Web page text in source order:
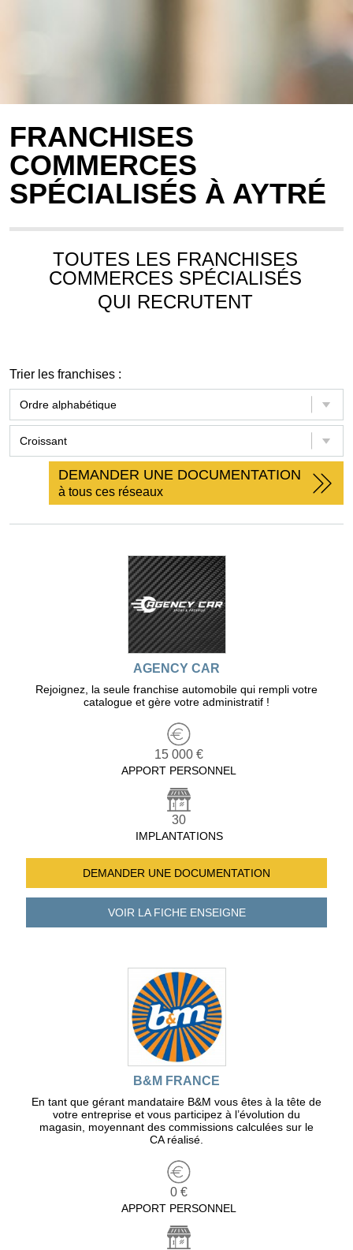
FRANCHISES
COMMERCES
SPÉCIALISÉS À AYTRÉ
TOUTES LES FRANCHISES
COMMERCES SPÉCIALISÉS
QUI RECRUTENT
Trier les franchises :
DEMANDER UNE DOCUMENTATION
à tous ces réseaux
AGENCY CAR
Rejoignez, la seule franchise automobile qui rempli votre
catalogue et gère votre administratif !
15 000 €
APPORT PERSONNEL
30
IMPLANTATIONS
DEMANDER UNE DOCUMENTATION
VOIR LA FICHEENSEIGNE
B&M FRANCE
En tant que gérant mandataire B&M vous êtes à la tête de
votre entreprise et vous participez à l’évolution du
magasin, moyennant des commissions calculées sur le
CA réalisé.
0 €
APPORT PERSONNEL